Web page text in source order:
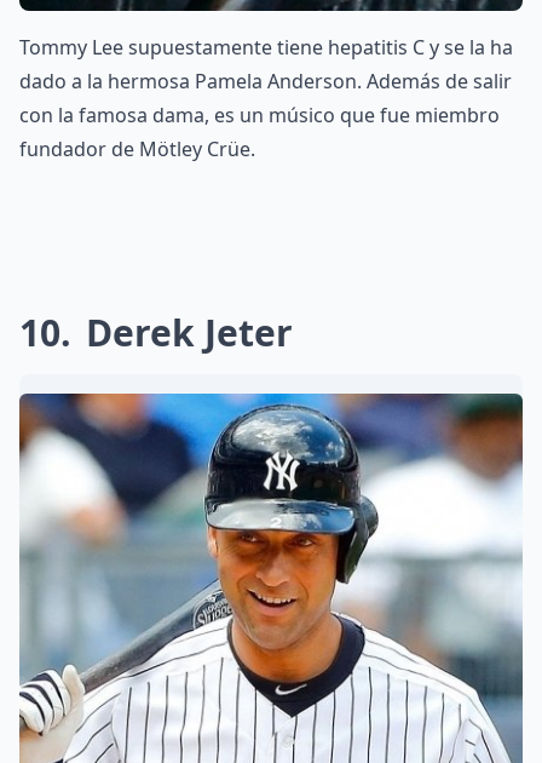
Tommy Lee supuestamente tiene hepatitis C y se la ha
dado a la hermosa Pamela Anderson. Además de salir
con la famosa dama, es un músico que fue miembro
fundador de Mötley Crüe.
10 Derek Jeter